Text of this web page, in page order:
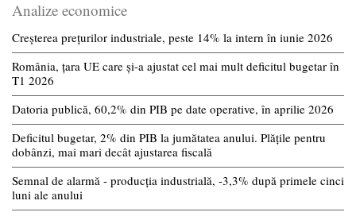
Analize economice
Creșterea prețurilor industriale, peste 14% la intern în iunie 2026
România, țara UE care și-a ajustat cel mai mult deficitul bugetar în
T1 2026
Datoria publică, 60,2% din PIB pe date operative, în aprilie 2026
Deficitul bugetar, 2% din PIB la jumătatea anului. Plățile pentru
dobânzi, mai mari decât ajustarea fiscală
Semnal de alarmă - producția industrială, -3,3% după primele cinci
luni ale anului